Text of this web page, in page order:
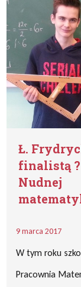
Ł.
finalistą ?
Nudnej
9 marca 2017
W tym roku
Pracownia